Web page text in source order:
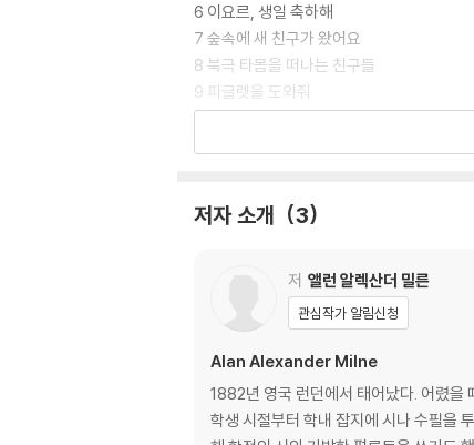
6 이요르, 생일 축하해
7 숲속에 새 친구가 왔어요
8 북극 타몸을 떠나는 친구들
9 피글렛을 도와줘
10 잘 가, 나의 친구들
저자 소개 3
저 앨런 알렉산더 밀른
관심작가 알림신청
Alan Alexander Milne
1882년 영국 런던에서 태어났다. 어렸을
학생 시절부터 학내 잡지에 시나 수필을